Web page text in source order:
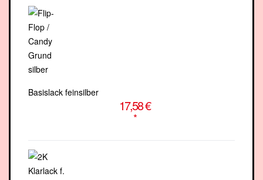
Basislack feinsilber
17,58 €
*